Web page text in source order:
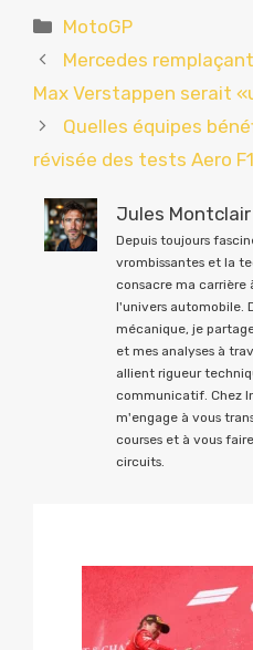
Catégories
MotoGP
Mercedes
Max Verstappen serait
Quelles équipes
révisée des tests Aero
Jules Montclair
Depuis toujours
vrombissantes et la
consacre ma carrière
l'univers automobile.
mécanique, je
et mes analyses à
allient rigueur
communicatif. Chez
m'engage à vous
courses et à vous
circuits.